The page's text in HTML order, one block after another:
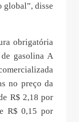
global”, disse
obrigatória
gasolina A
no preço da
R$ 2,18 por
R$ 0,15 por